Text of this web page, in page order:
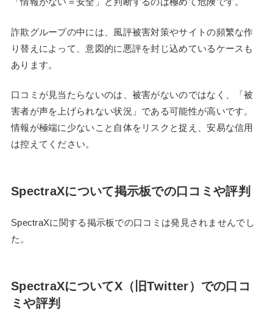
詐欺グループの中には、風評被害対策やサイトの頻繁な作
り替えによって、意図的に悪評を封じ込めているケースも
あります。
口コミが見当たらないのは、被害がないのではなく、「被
害者が声を上げられない状況」である可能性が高いです。
情報が極端に少ないこと自体をリスクと捉え、安易な信用
は控えてください。
SpectraXについて掲示板での口コミや評判
SpectraXに関する掲示板での口コミは発見されませんでし
た。
SpectraXについてX（旧Twitter）での口コ
ミや評判